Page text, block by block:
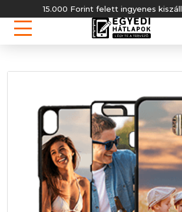
15.000 Forint felett ingyenes kiszállítás!